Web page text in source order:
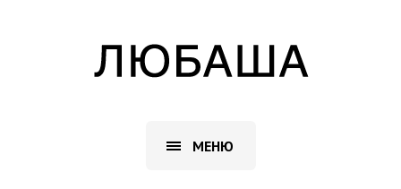
МЕНЮ